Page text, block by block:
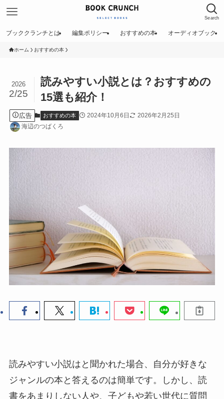
Search
ブッククランチとは 編集ポリシー おすすめの本 オーディオブック
ホーム おすすめの本
読みやすい小説とは？おすすめの
15選も紹介！
2026
2/25
広告 おすすめの本 2024年10月6日
2026年2月25日
海辺のつばくろ
読みやすい小説はと聞かれた場合、自分が好きな
ジャンルの本と答えるのは簡単です。しかし、読
書をあまりしない人や、子どもや若い世代に質問